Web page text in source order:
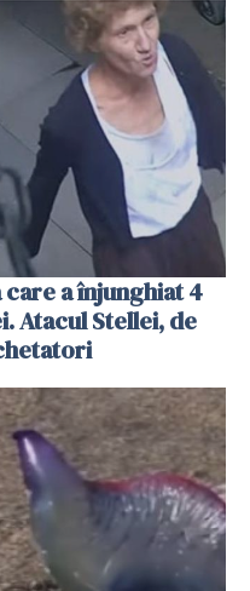
a înjunghiat 4
Atacul Stellei, de